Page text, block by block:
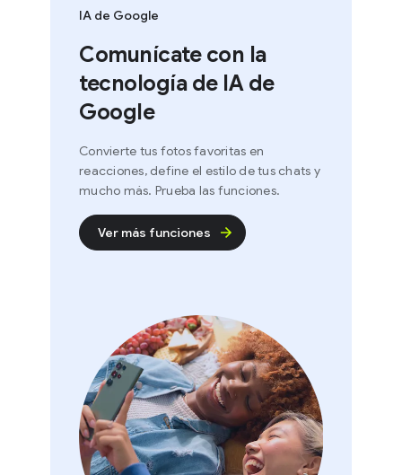
IA de Google
Comunícate con la
tecnología de IA de
Google
Convierte tus fotos favoritas en
reacciones, define el estilo de tus chats y
mucho más. Prueba las funciones.
Ver más funciones